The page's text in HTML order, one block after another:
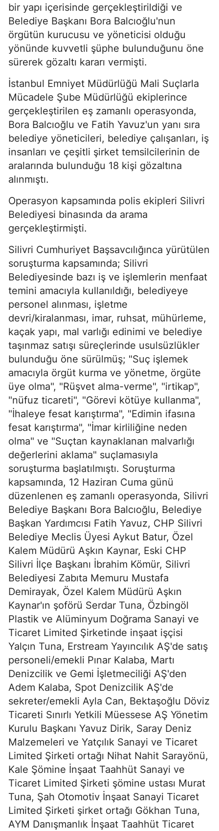
bir yapı içerisinde gerçekleştirildiği ve
Belediye Başkanı Bora Balcıoğlu'nun
örgütün kurucusu ve yöneticisi olduğu
yönünde kuvvetli şüphe bulunduğunu öne
sürerek gözaltı kararı vermişti.
İstanbul Emniyet Müdürlüğü Mali Suçlarla
Mücadele Şube Müdürlüğü ekiplerince
gerçekleştirilen eş zamanlı operasyonda,
Bora Balcıoğlu ve Fatih Yavuz'un yanı sıra
belediye yöneticileri, belediye çalışanları, iş
insanları ve çeşitli şirket temsilcilerinin de
aralarında bulunduğu 18 kişi gözaltına
alınmıştı.
Operasyon kapsamında polis ekipleri Silivri
Belediyesi binasında da arama
gerçekleştirmişti.
Silivri Cumhuriyet Başsavcılığınca yürütülen
soruşturma kapsamında; Silivri
Belediyesinde bazı iş ve işlemlerin menfaat
temini amacıyla kullanıldığı, belediyeye
personel alınması, işletme
devri/kiralanması, imar, ruhsat, mühürleme,
kaçak yapı, mal varlığı edinimi ve belediye
taşınmaz satışı süreçlerinde usulsüzlükler
bulunduğu öne sürülmüş; "Suç işlemek
amacıyla örgüt kurma ve yönetme, örgüte
üye olma", "Rüşvet alma-verme", "irtikap",
"nüfuz ticareti", "Görevi kötüye kullanma",
"İhaleye fesat karıştırma", "Edimin ifasına
fesat karıştırma", "İmar kirliliğine neden
olma" ve "Suçtan kaynaklanan malvarlığı
değerlerini aklama" suçlamasıyla
soruşturma başlatılmıştı. Soruşturma
kapsamında, 12 Haziran Cuma günü
düzenlenen eş zamanlı operasyonda, Silivri
Belediye Başkanı Bora Balcıoğlu, Belediye
Başkan Yardımcısı Fatih Yavuz, CHP Silivri
Belediye Meclis Üyesi Aykut Batur, Özel
Kalem Müdürü Aşkın Kaynar, Eski CHP
Silivri İlçe Başkanı İbrahim Kömür, Silivri
Belediyesi Zabıta Memuru Mustafa
Demirayak, Özel Kalem Müdürü Aşkın
Kaynar'ın şoförü Serdar Tuna, Özbingöl
Plastik ve Alüminyum Doğrama Sanayi ve
Ticaret Limited Şirketinde inşaat işçisi
Yalçın Tuna, Erstream Yayıncılık AŞ'de satış
personeli/emekli Pınar Kalaba, Martı
Denizcilik ve Gemi İşletmeciliği AŞ'den
Adem Kalaba, Spot Denizcilik AŞ'de
sekreter/emekli Ayla Can, Bektaşoğlu Döviz
Ticareti Sınırlı Yetkili Müessese AŞ Yönetim
Kurulu Başkanı Yavuz Dirik, Saray Deniz
Malzemeleri ve Yatçılık Sanayi ve Ticaret
Limited Şirketi ortağı Nihat Nahit Sarayönü,
Kale Şömine İnşaat Taahhüt Sanayi ve
Ticaret Limited Şirketi şömine ustası Murat
Tuna, Şah Otomotiv İnşaat Sanayi Ticaret
Limited Şirketi şirket ortağı Gökhan Tuna,
AYM Danışmanlık İnşaat Taahhüt Ticaret